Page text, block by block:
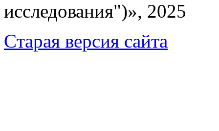
исследования")», 2025
Cтарая версия сайта